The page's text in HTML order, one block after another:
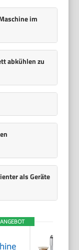
im
abkühlen zu
als Geräte
ANGEBOT